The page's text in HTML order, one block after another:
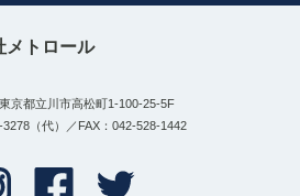
メトロール
京都立川市高松町1-100-25-5F
（代）／FAX：042-528-1442